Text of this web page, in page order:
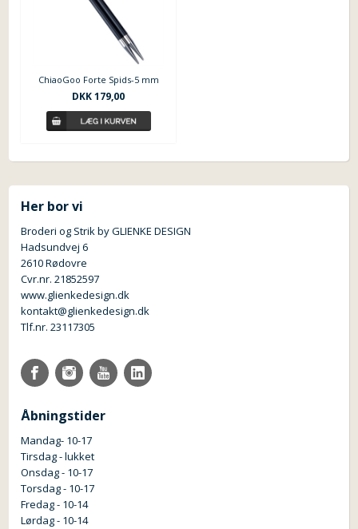
ChiaoGoo Forte Spids-5 mm
DKK 179,00
Her bor vi
Broderi og Strik by GLIENKE DESIGN
Hadsundvej 6
2610 Rødovre
Cvr.nr. 21852597
www.glienkedesign.dk
kontakt@glienkedesign.dk
Tlf.nr. 23117305
Åbningstider
Mandag- 10-17
Tirsdag - lukket
Onsdag - 10-17
Torsdag - 10-17
Fredag - 10-14
Lørdag - 10-14